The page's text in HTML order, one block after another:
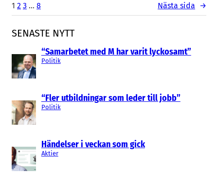
SENASTE NYTT
“Samarbetet med M har varit lyckosamt”
Politik
“Fler utbildningar som leder till jobb”
Politik
Händelser i veckan som gick
Aktier
1 2 3 … 8 Nästa sida →